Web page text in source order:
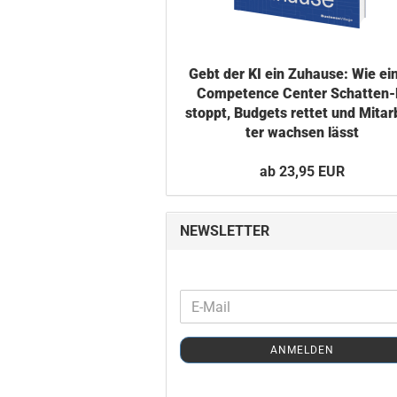
Gebt der KI ein Zu­hau­se: Wie
Com­pe­tence Cen­ter Schatten-​
stoppt, Bud­gets ret­tet und
ter wach­sen lässt
ab 23,95 EUR
NEWSLETTER
WEITER
ZUR
NEWSLETTER-
ANMELDUNG
E-
Mail
ANMELDEN